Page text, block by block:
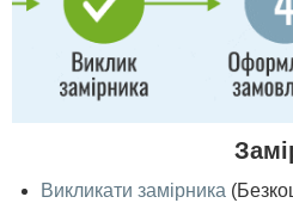
Викликати замірника